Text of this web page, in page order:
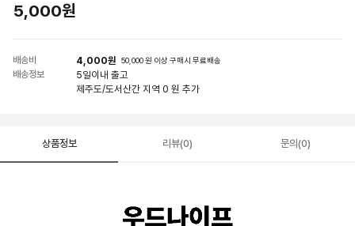
5,000원
배송비 4,000원 50,000 원 이상 구매시 무료배송
배송정보 5일이내 출고
제주도/도서산간 지역 0 원 추가
상품정보 리뷰(0) 문의(0)